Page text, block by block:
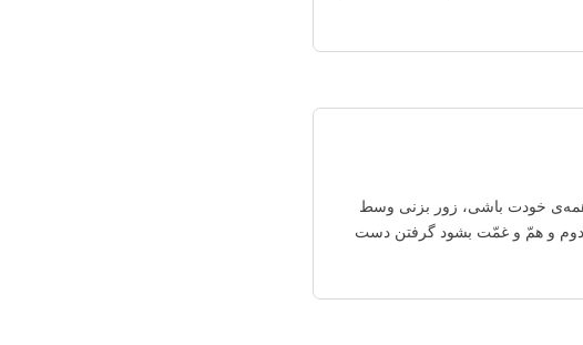
همه‌ی خودت باشی، زور بزنی وسط
دوم و همّ و غمّت بشود گرفتن دست